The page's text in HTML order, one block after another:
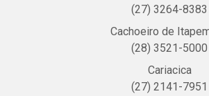
(27) 3264-8383
Cachoeiro de
(28) 3521-5000
Cariacica
(27) 2141-7951